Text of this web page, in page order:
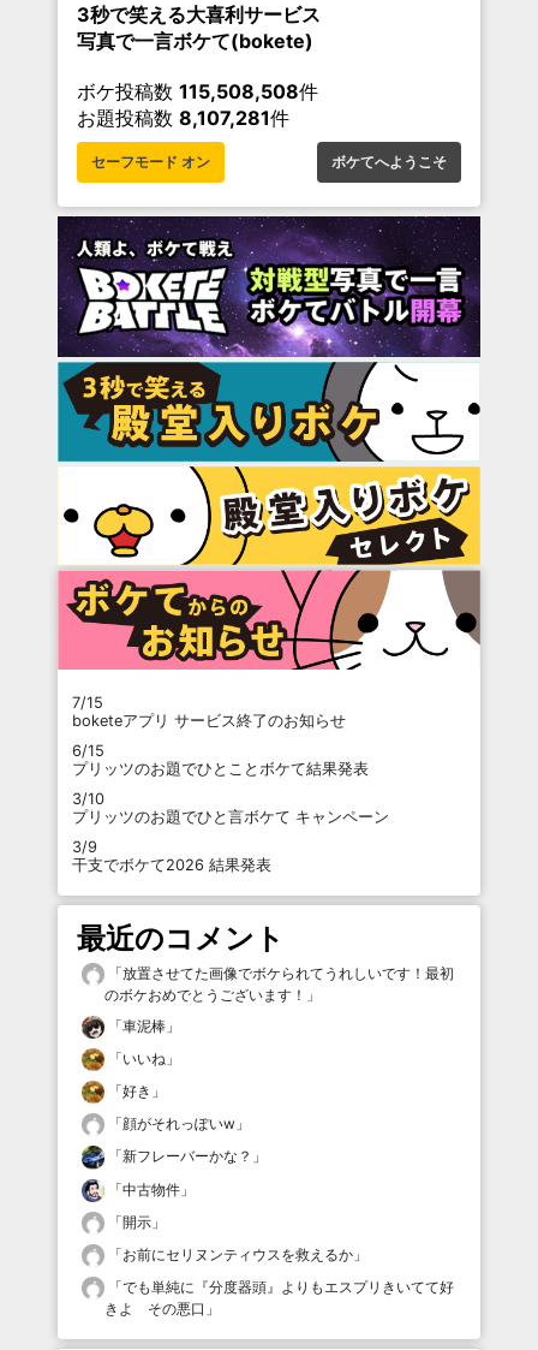
3秒で笑える大喜利サービス
写真で一言ボケて(bokete)
ボケ投稿数 115,508,508件
お題投稿数 8,107,281件
セーフモード オン ボケてへようこそ
7/15
boketeアプリ サービス終了のお知らせ
6/15
プリッツのお題でひとことボケて結果発表
3/10
プリッツのお題でひと言ボケて キャンペーン
3/9
干支でボケて2026 結果発表
最近のコメント
「放置させてた画像でボケられてうれしいです！最初
のボケおめでとうございます！ 」
「車泥棒 」
「いいね 」
「好き 」
「顔がそれっぽいw 」
「新フレーバーかな？ 」
「中古物件 」
「開示 」
「お前にセリヌンティウスを救えるか 」
「でも単純に『分度器頭』よりもエスプリきいてて好
きよ その悪口 」